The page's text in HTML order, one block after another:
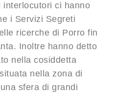
ci hanno
i Servizi Segreti
ricerche di Porro fin
Inoltre hanno detto
nella cosiddetta
nella zona di
sfera di grandi